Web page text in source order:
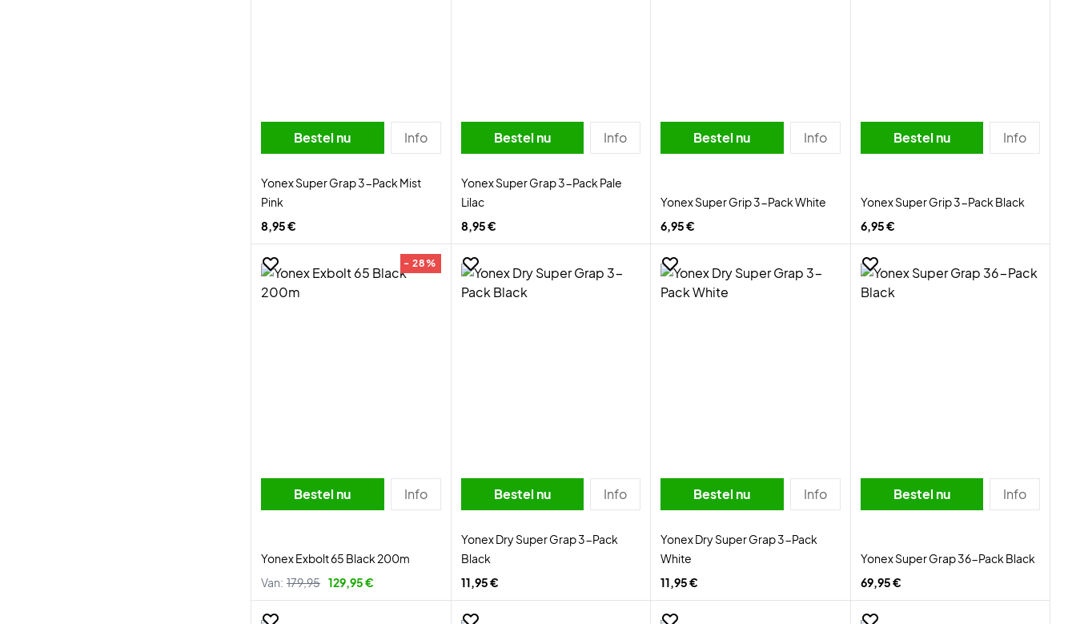
Bestel nu Info
Yonex Super Grap 3-Pack Mist
Pink
8,95 €
Bestel nu Info
Yonex Super Grap 3-Pack Pale
Lilac
8,95 €
Bestel nu Info
Yonex Super Grip 3-Pack White
6,95 €
Bestel nu Info
Yonex Super Grip 3-Pack Black
6,95 €
- 28%
Bestel nu Info
Yonex Exbolt 65 Black 200m
Van: 179,95 129,95 €
Bestel nu Info
Yonex Dry Super Grap 3-Pack
Black
11,95 €
Bestel nu Info
Yonex Dry Super Grap 3-Pack
White
11,95 €
Bestel nu Info
Yonex Super Grap 36-Pack Black
69,95 €